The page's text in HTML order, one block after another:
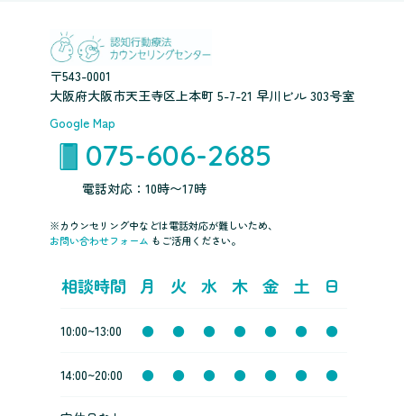
〒543-0001
大阪府大阪市天王寺区上本町 5-7-21 早川ビル 303号室
Google Map
075-606-2685
電話対応：10時〜17時
※カウンセリング中などは電話対応が難しいため、
お問い合わせフォーム もご活用ください。
相談時間 月 火 水 木 金 土 日
10:00~13:00 ● ● ● ● ● ● ●
14:00~20:00 ● ● ● ● ● ● ●